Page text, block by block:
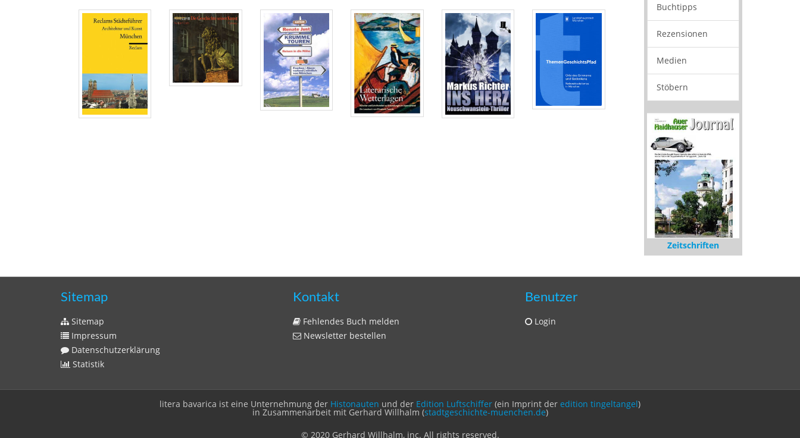
Buchtipps
Rezensionen
Medien
Stöbern
Zeitschriften
Sitemap
Sitemap
Impressum
Datenschutzerklärung
Statistik
Kontakt
Fehlendes Buch melden
Newsletter bestellen
Benutzer
Login
litera bavarica ist eine Unternehmung der Histonauten und der Edition Luftschiffer (ein Imprint der edition tingeltangel)
in Zusammenarbeit mit Gerhard Willhalm (stadtgeschichte-muenchen.de)
© 2020 Gerhard Willhalm, inc. All rights reserved.